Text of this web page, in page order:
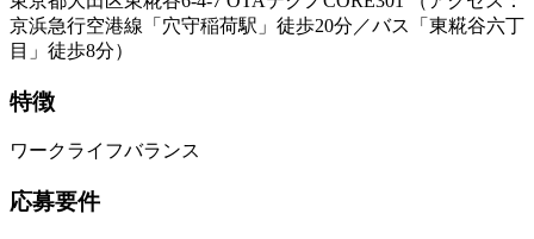
京浜急行空港線「穴守稲荷駅」徒歩20分／バス「東糀谷六丁
目」徒歩8分）
特徴
ワークライフバランス
応募要件